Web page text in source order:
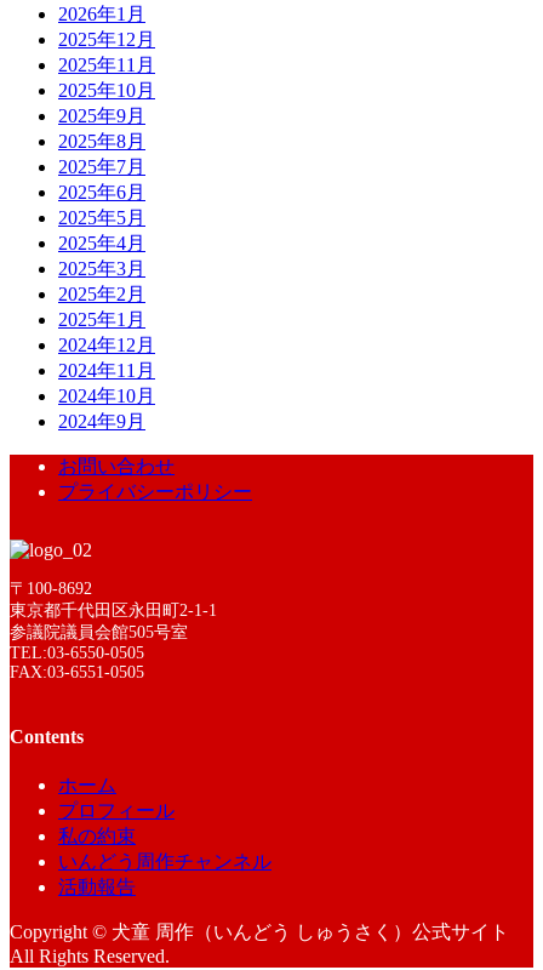
2026年1月
2025年12月
2025年11月
2025年10月
2025年9月
2025年8月
2025年7月
2025年6月
2025年5月
2025年4月
2025年3月
2025年2月
2025年1月
2024年12月
2024年11月
2024年10月
2024年9月
お問い合わせ
プライバシーポリシー
〒100-8692
東京都千代田区永田町2-1-1
参議院議員会館505号室
TEL:03-6550-0505
FAX:03-6551-0505
Contents
ホーム
プロフィール
私の約束
いんどう周作チャンネル
活動報告
Copyright © 犬童 周作（いんどう しゅうさく）公式サイト
All Rights Reserved.